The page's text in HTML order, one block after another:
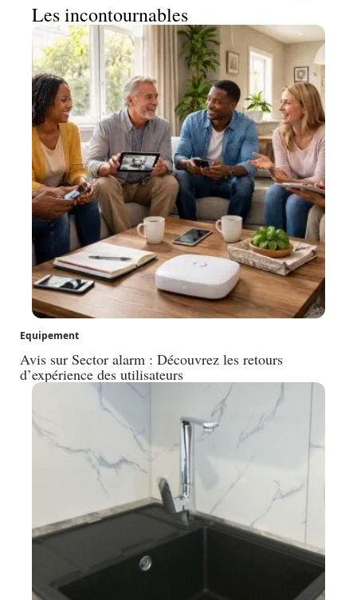
Les incontournables
Equipement
Avis sur Sector alarm : Découvrez les retours
d’expérience des utilisateurs